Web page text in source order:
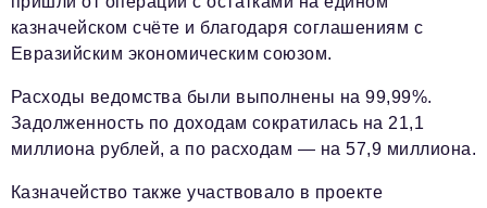
казначейском счёте и благодаря соглашениям с
Евразийским экономическим союзом.
Расходы ведомства были выполнены на 99,99%.
Задолженность по доходам сократилась на 21,1
миллиона рублей, а по расходам — на 57,9 миллиона.
Казначейство также участвовало в проекте